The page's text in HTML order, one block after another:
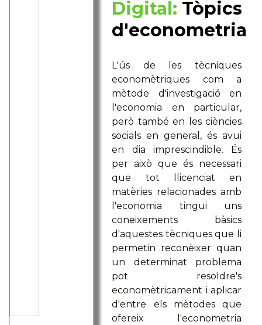
Digital: Tòpics
d'econometria
L'ús de les tècniques
economètriques com a
mètode d'investigació en
l'economia en particular,
però també en les ciències
socials en general, és avui
en dia imprescindible. És
per això que és necessari
que tot llicenciat en
matèries relacionades amb
l'economia tingui uns
coneixements bàsics
d'aquestes tècniques que li
permetin reconèixer quan
un determinat problema
pot resoldre's
economètricament i aplicar
d'entre els mètodes que
ofereix l'econometria